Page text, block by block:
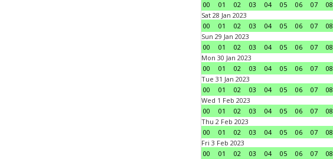
00
01 02 03 04 05 06 07 08
Sat 28 Jan 2023
00
01 02 03 04 05 06 07 08
Sun 29 Jan 2023
00
01 02 03 04 05 06 07 08
Mon 30 Jan 2023
00
01 02 03 04 05 06 07 08
Tue 31 Jan 2023
00
01 02 03 04 05 06 07 08
Wed 1 Feb 2023
00
01 02 03 04 05 06 07 08
Thu 2 Feb 2023
00
01 02 03 04 05 06 07 08
Fri 3 Feb 2023
00
01 02 03 04 05 06 07 08